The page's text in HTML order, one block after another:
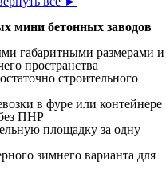
мини бетонных заводов
габаритными размерами и
пространства
строительного
в фуре или контейнере
ПНР
площадку за одну
зимнего варианта для